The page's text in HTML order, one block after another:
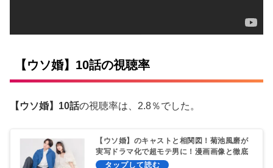
【ウソ婚】10話の視聴率
【ウソ婚】10話の視聴率は、2.8％でした。
【ウソ婚】のキャストと相関図！菊池風磨が
実写ドラマ化で超モテ男に！漫画画像と徹底
比較！